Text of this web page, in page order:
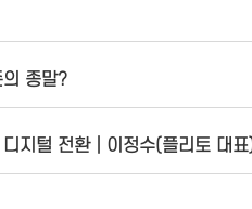
종말?
지털 전환│이정수(플리토 대